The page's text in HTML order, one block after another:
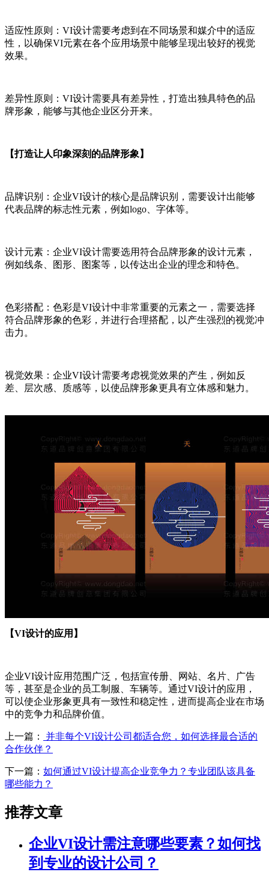
适应性原则：VI设计需要考虑到在不同场景和媒介中的适应
性，以确保VI元素在各个应用场景中能够呈现出较好的视觉
效果。
差异性原则：VI设计需要具有差异性，打造出独具特色的品
牌形象，能够与其他企业区分开来。
【打造让人印象深刻的品牌形象】
品牌识别：企业VI设计的核心是品牌识别，需要设计出能够
代表品牌的标志性元素，例如logo、字体等。
设计元素：企业VI设计需要选用符合品牌形象的设计元素，
例如线条、图形、图案等，以传达出企业的理念和特色。
色彩搭配：色彩是VI设计中非常重要的元素之一，需要选择
符合品牌形象的色彩，并进行合理搭配，以产生强烈的视觉冲
击力。
视觉效果：企业VI设计需要考虑视觉效果的产生，例如反
差、层次感、质感等，以使品牌形象更具有立体感和魅力。
【VI设计的应用】
企业VI设计应用范围广泛，包括宣传册、网站、名片、广告
等，甚至是企业的员工制服、车辆等。通过VI设计的应用，
可以使企业形象更具有一致性和稳定性，进而提高企业在市场
中的竞争力和品牌价值。
上一篇：
并非每个VI设计公司都适合您，如何选择最合适的
合作伙伴？
下一篇： 如何通过VI设计提高企业竞争力？专业团队该具备
哪些能力？
推荐文章
企业VI设计需注意哪些要素？如何找
到专业的设计公司？